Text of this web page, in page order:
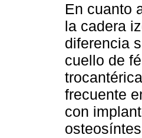
En cuanto
la cadera
diferencia
cuello de
frecuente
con